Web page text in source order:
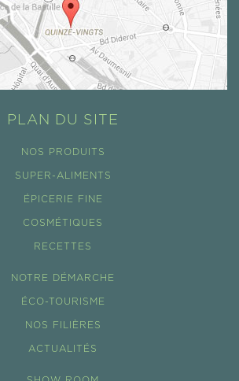
PLAN DU SITE
NOS PRODUITS
SUPER-ALIMENTS
ÉPICERIE FINE
COSMÉTIQUES
RECETTES
NOTRE DÉMARCHE
ÉCO-TOURISME
NOS FILIÈRES
ACTUALITÉS